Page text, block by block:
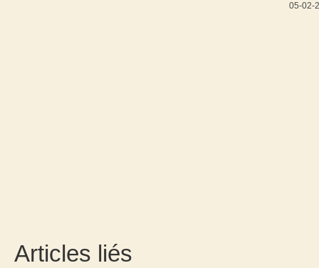
05-02-
Articles liés